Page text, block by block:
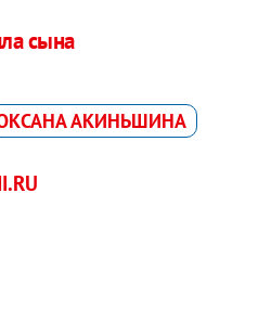
сына
АКИНЬШИНА